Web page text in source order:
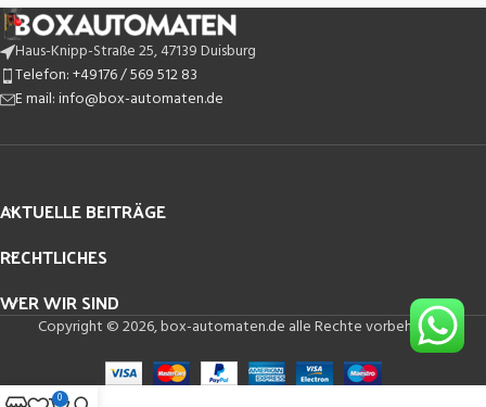
Haus-Knipp-Straße 25, 47139 Duisburg
Telefon: +49176 / 569 512 83
E mail: info@box-automaten.de
AKTUELLE BEITRÄGE
RECHTLICHES
WER WIR SIND
Copyright © 2026, box-automaten.de alle Rechte vorbehalten.
0